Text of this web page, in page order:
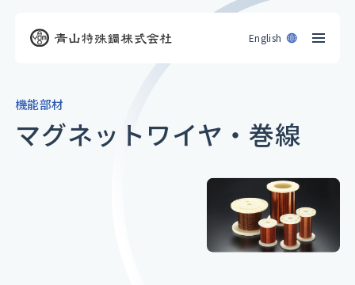
English
機能部材
マグネットワイヤ・巻線